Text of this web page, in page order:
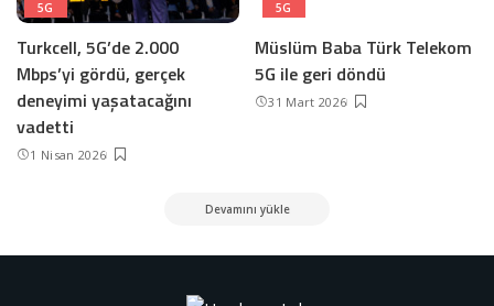
5G
Turkcell, 5G’de 2.000
Mbps’yi gördü, gerçek
deneyimi yaşatacağını
vadetti
1 Nisan 2026
5G
Müslüm Baba Türk Telekom
5G ile geri döndü
31 Mart 2026
Devamını yükle